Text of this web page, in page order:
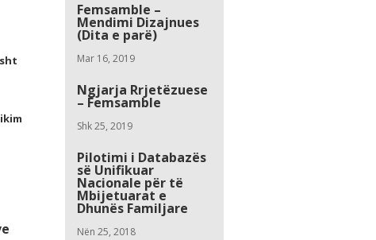
Femsamble –
Mendimi Dizajnues
(Dita e parë)
Mar 16, 2019
Ngjarja Rrjetëzuese
– Femsamble
Shk 25, 2019
Pilotimi i Databazës
së Unifikuar
Nacionale për të
Mbijetuarat e
Dhunës Familjare
Nën 25, 2018